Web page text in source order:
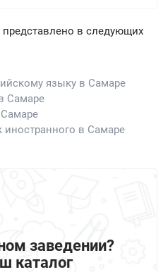
в следующих
языку в Самаре
Самаре
иностранного в Самаре
заведении?
каталог